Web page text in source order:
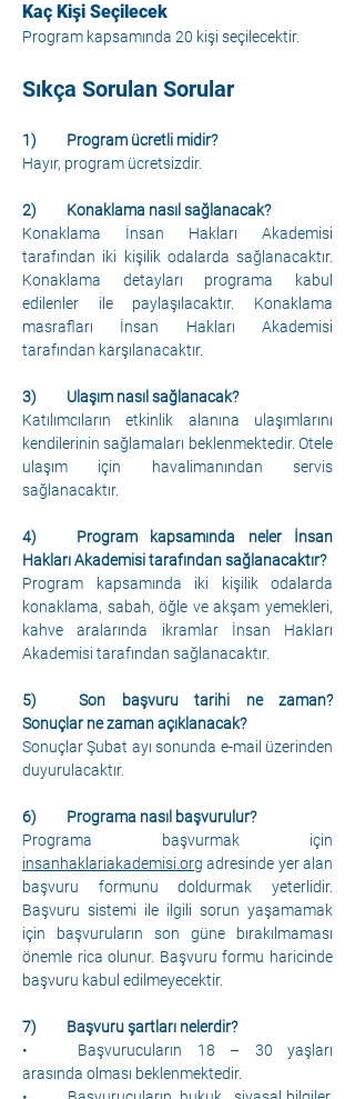
Kaç Kişi Seçilecek
Program kapsamında 20 kişi seçilecektir.
Sıkça Sorulan Sorular
1)	Program ücretli midir?
Hayır, program ücretsizdir.
2)	Konaklama nasıl sağlanacak?
Konaklama İnsan Hakları Akademisi
tarafından iki kişilik odalarda sağlanacaktır.
Konaklama detayları programa kabul
edilenler ile paylaşılacaktır. Konaklama
masrafları İnsan Hakları Akademisi
tarafından karşılanacaktır.
3)	Ulaşım nasıl sağlanacak?
Katılımcıların etkinlik alanına ulaşımlarını
kendilerinin sağlamaları beklenmektedir. Otele
ulaşım için havalimanından servis
sağlanacaktır.
4)	Program kapsamında neler İnsan
Hakları Akademisi tarafından sağlanacaktır?
Program kapsamında iki kişilik odalarda
konaklama, sabah, öğle ve akşam yemekleri,
kahve aralarında ikramlar İnsan Hakları
Akademisi tarafından sağlanacaktır.
5)	Son başvuru tarihi ne zaman?
Sonuçlar ne zaman açıklanacak?
Sonuçlar Şubat ayı sonunda e-mail üzerinden
duyurulacaktır.
6)	Programa nasıl başvurulur?
insanhaklariakademisi.org adresinde yer alan
başvuru formunu doldurmak yeterlidir.
Başvuru sistemi ile ilgili sorun yaşamamak
için başvuruların son güne bırakılmaması
önemle rica olunur. Başvuru formu haricinde
başvuru kabul edilmeyecektir.
7)	Başvuru şartları nelerdir?
•	Başvurucuların 18 – 30 yaşları
arasında olması beklenmektedir.